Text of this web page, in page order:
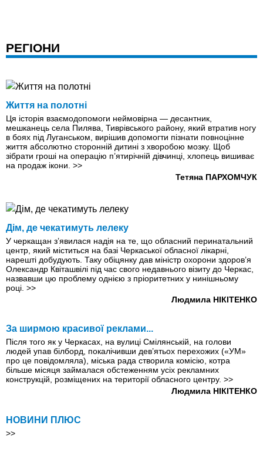
РЕГІОНИ
Життя на полотні
Ця історія взаємодопомоги неймовірна — десантник,
мешканець села Пилява, Тиврівського району, який втратив ногу
в боях під Луганськом, вирішив допомогти пізнати повноцінне
життя абсолютно сторонній дитині з хворобою мозку. Щоб
зібрати гроші на операцію п’ятирічній дівчинці, хлопець вишиває
на продаж ікони. >>
Тетяна ПАРХОМЧУК
Дім, де чекатимуть лелеку
У черкащан з’явилася надія на те, що обласний перинатальний
центр, який міститься на базі Черкаської обласної лікарні,
нарешті добудують. Таку обіцянку дав міністр охорони здоров’я
Олександр Квіташвілі під час свого недавнього візиту до Черкас,
назвавши цю проблему однією з пріоритетних у нинішньому
році. >>
Людмила НІКІТЕНКО
За ширмою красивої реклами...
Після того як у Черкасах, на вулиці Смілянській, на голови
людей упав білборд, покалічивши дев’ятьох перехожих («УМ»
про це повідомляла), міська рада створила комісію, котра
більше місяця займалася обстеженням усіх рекламних
конструкцій, розміщених на території обласного центру. >>
Людмила НІКІТЕНКО
НОВИНИ ПЛЮС
>>